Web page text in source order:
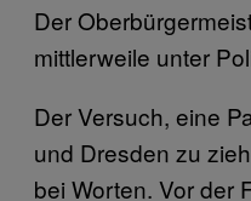
Der
mittlerweile unter
Der Versuch, eine
und Dresden zu
bei Worten. Vor der